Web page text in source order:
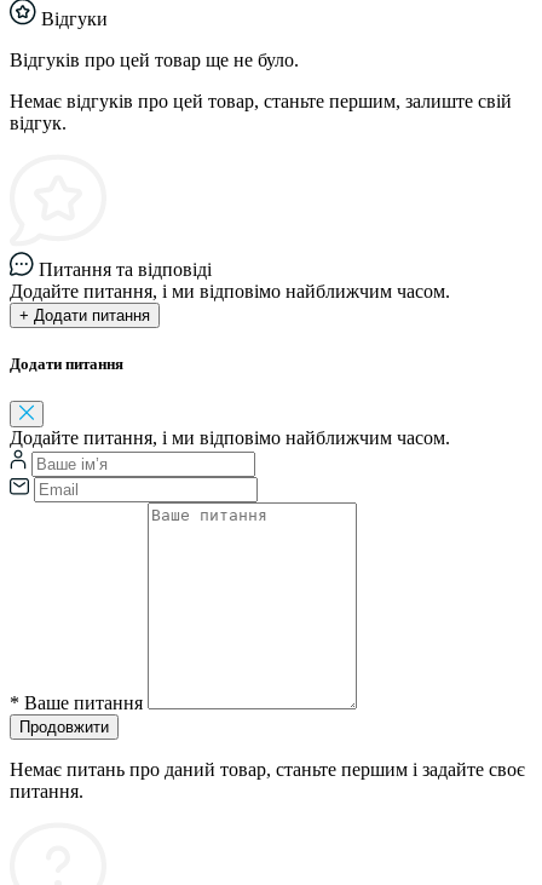
Відгуки
Відгуків про цей товар ще не було.
Немає відгуків про цей товар, станьте першим, залиште свій
відгук.
Питання та відповіді
Додайте питання, і ми відповімо найближчим часом.
+ Додати питання
Додати питання
Додайте питання, і ми відповімо найближчим часом.
* Ваше питання
Продовжити
Немає питань про даний товар, станьте першим і задайте своє
питання.